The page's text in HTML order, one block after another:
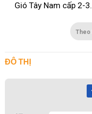
Gió Tây Nam cấp 2-3.
Theo
ĐÔ THỊ